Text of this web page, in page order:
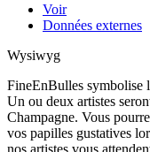
Voir
Données externes
Wysiwyg
FineEnBulles symbolise
Un ou deux artistes
Champagne. Vous
vos papilles gustatives
nos artistes vous